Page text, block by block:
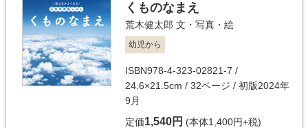
くものなまえ
荒木健太郎 文・写真・絵
幼児から
ISBN978-4-323-02821-7 /
24.6×21.5cm / 32ページ / 初版2024年
9月
定価1,540円 (本体1,400円+税)